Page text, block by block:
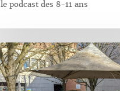
le podcast des 8-11 ans